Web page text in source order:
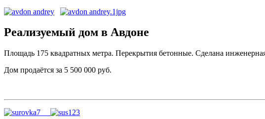
Реализуемый дом в Авдоне
Площадь 175 квадратных метра. Перекрытия бетонные. Сделана
Дом продаётся за 5 500 000 руб.